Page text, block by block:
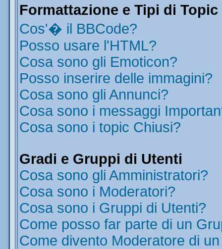
Formattazione e Tipi di Topic
Cos'� il BBCode?
Posso usare l'HTML?
Cosa sono gli Emoticon?
Posso inserire delle immagini?
Cosa sono gli Annunci?
Cosa sono i messaggi
Cosa sono i topic Chiusi?
Gradi e Gruppi di Utenti
Cosa sono gli Amministratori?
Cosa sono i Moderatori?
Cosa sono i Gruppi di Utenti?
Come posso far parte di un
Come divento Moderatore di